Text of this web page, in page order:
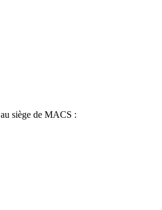
au siège de MACS :